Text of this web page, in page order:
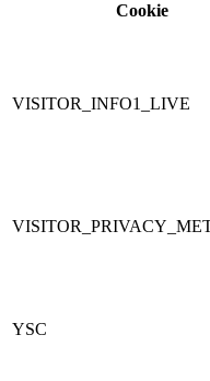
Cookie
VISITOR_INFO1_LIVE
YSC